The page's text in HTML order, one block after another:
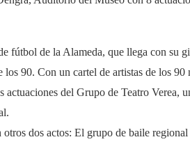
fútbol de la Alameda, que llega con su
90. Con un cartel de artistas de los
del Grupo de Teatro
dos actos: El grupo de baile